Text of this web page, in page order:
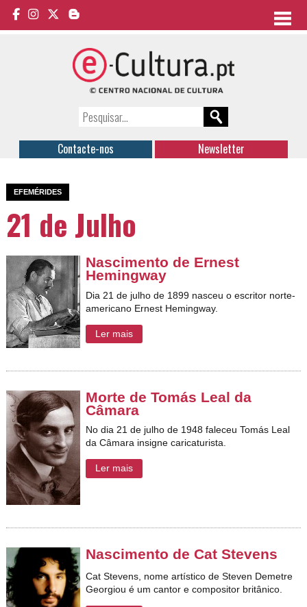
Contacte-nos Newsletter
EFEMÉRIDES
21 de Julho
Nascimento de Ernest
Hemingway
Dia 21 de julho de 1899 nasceu o escritor norte-
americano Ernest Hemingway.
Ler mais
Morte de Tomás Leal da
Câmara
No dia 21 de julho de 1948 faleceu Tomás Leal
da Câmara insigne caricaturista.
Ler mais
Nascimento de Cat Stevens
Cat Stevens, nome artístico de Steven Demetre
Georgiou é um cantor e compositor britânico.